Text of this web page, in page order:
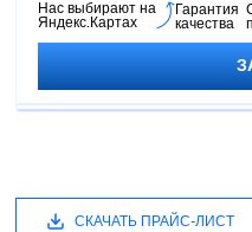
Нас выбирают на
Яндекс.Картах
Гарантия
качества
СКАЧАТЬ ПРАЙС-ЛИСТ